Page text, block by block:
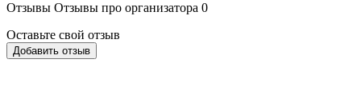
Отзывы Отзывы про организатора 0
Оставьте свой отзыв
Добавить отзыв